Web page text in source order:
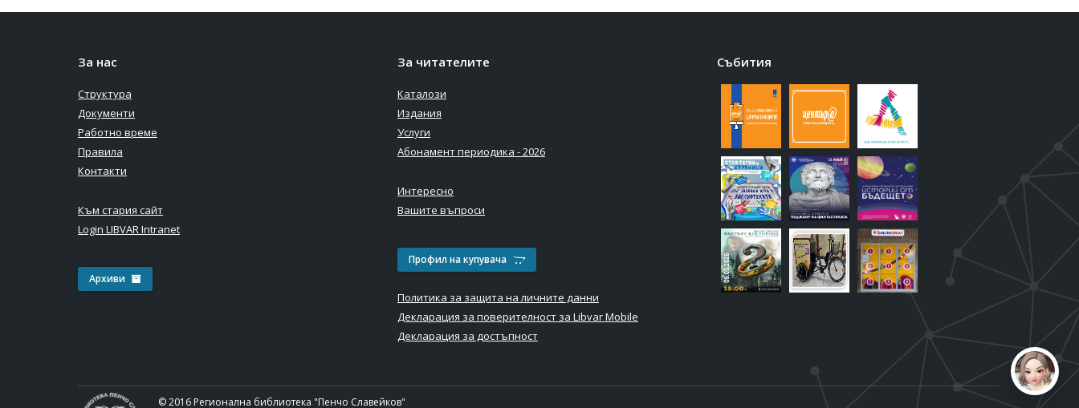
За нас
Структура
Документи
Работно време
Правила
Контакти
Към стария сайт
Login LIBVAR Intranet
Архиви
За читателите
Каталози
Издания
Услуги
Абонамент периодика - 2026
Интересно
Вашите въпроси
Профил на купувача
Политика за защита на личните данни
Декларация за поверителност за Libvar Mobile
Декларация за достъпност
Събития
© 2016 Регионална библиотека "Пенчо Славейков"